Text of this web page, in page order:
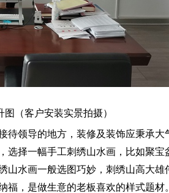
图
（客户安装实景拍摄）
待领导的地方，装修及装饰应秉承大
择一幅手工刺绣山水画，比如聚
水画一般选图巧妙，刺绣山高大雄
纳福，是做生意的老板喜欢的样式题材